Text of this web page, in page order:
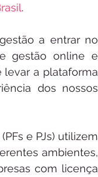
.
a entrar no
gestão online e
levar a plataforma
dos nossos
e PJs) utilizem
ambientes,
com licença